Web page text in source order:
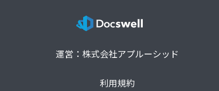
運営：株式会社アプルーシッド
利用規約